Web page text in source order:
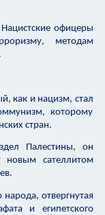
офицеры
методам
как и нацизм, стал
которому
стран.
Палестины, он
новым сателлитом
отвергнутая
и египетского